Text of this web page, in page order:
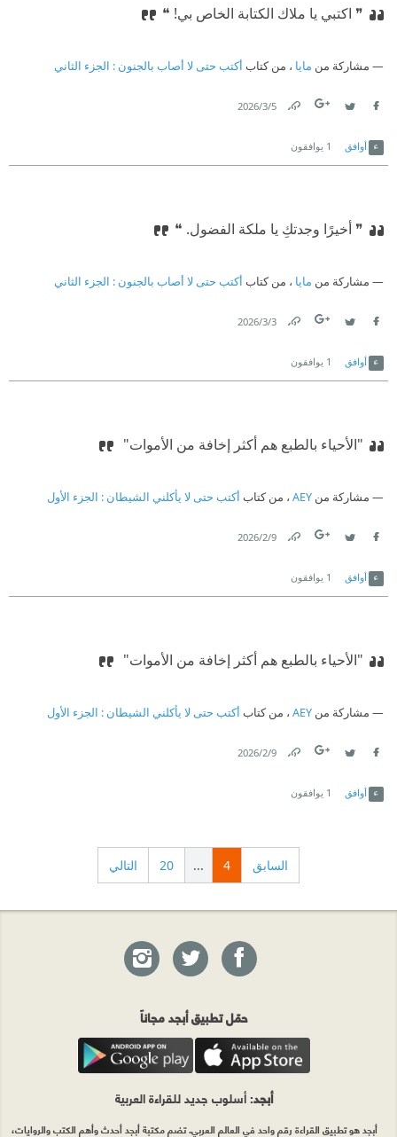
❞ اكتبي يا ملاك الكتابة الخاص بي!‏ ❝
مشاركة من مايا ، من كتاب أكتب حتى لا أصاب بالجنون : الجزء الثاني
5‏/3‏/2026
أوافق 1 يوافقون
❞ أخيرًا وجدتكِ يا ملكة الفضول.⁠‫ ❝
مشاركة من مايا ، من كتاب أكتب حتى لا أصاب بالجنون : الجزء الثاني
3‏/3‏/2026
أوافق 1 يوافقون
"الأحياء بالطبع هم أكثر إخافة من الأموات" ‏
مشاركة من AEY ، من كتاب أكتب حتى لا يأكلني الشيطان : الجزء الأول
9‏/2‏/2026
أوافق 1 يوافقون
"الأحياء بالطبع هم أكثر إخافة من الأموات" ‏
مشاركة من AEY ، من كتاب أكتب حتى لا يأكلني الشيطان : الجزء الأول
9‏/2‏/2026
أوافق 1 يوافقون
السابق 4
...
20 التالي
حمّل تطبيق أبجد مجاناً
أبجد: أسلوب جديد للقراءة العربية
أبجد هو تطبيق القراءة رقم واحد في العالم العربي. تضم مكتبة أبجد أحدث وأهم الكتب والروايات،